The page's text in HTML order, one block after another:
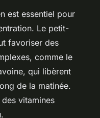
est essentiel pour
Le petit-
favoriser des
comme le
qui libèrent
de la matinée.
vitamines